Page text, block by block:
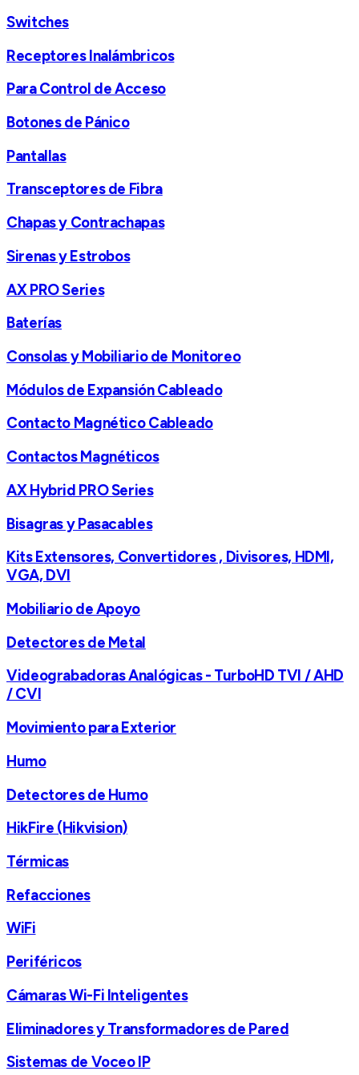
Switches
Receptores Inalámbricos
Para Control de Acceso
Botones de Pánico
Pantallas
Transceptores de Fibra
Chapas y Contrachapas
Sirenas y Estrobos
AX PRO Series
Baterías
Consolas y Mobiliario de Monitoreo
Módulos de Expansión Cableado
Contacto Magnético Cableado
Contactos Magnéticos
AX Hybrid PRO Series
Bisagras y Pasacables
Kits Extensores, Convertidores , Divisores, HDMI,
VGA, DVI
Mobiliario de Apoyo
Detectores de Metal
Videograbadoras Analógicas - TurboHD TVI / AHD
/ CVI
Movimiento para Exterior
Humo
Detectores de Humo
HikFire (Hikvision)
Térmicas
Refacciones
WiFi
Periféricos
Cámaras Wi-Fi Inteligentes
Eliminadores y Transformadores de Pared
Sistemas de Voceo IP